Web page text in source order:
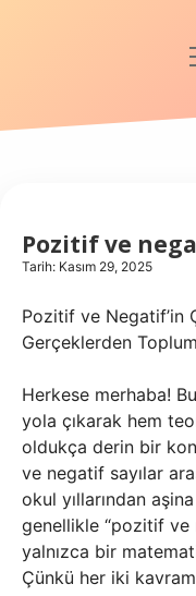
Anasayfa
Hakkımızda
Pozitif ve
Tarih: Kasım 29, 2025
Pozitif ve Negatif’in
Gerçeklerden
Herkese merhaba!
yola çıkarak hem
oldukça derin bir
ve negatif sayılar
okul yıllarından
genellikle “pozitif ve
yalnızca bir
Çünkü her iki kavram